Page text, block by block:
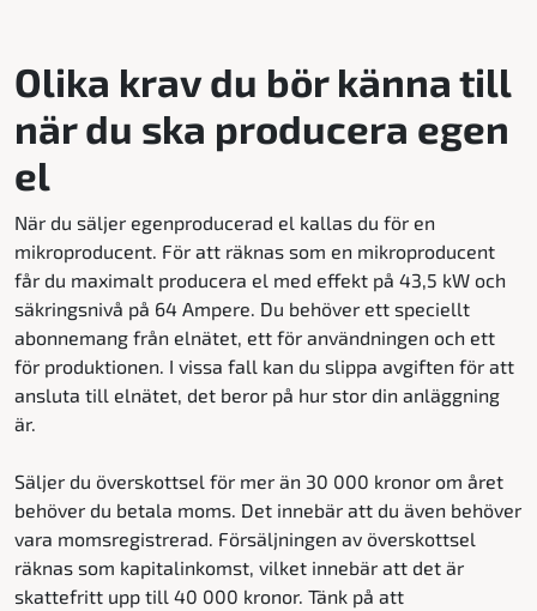
Olika krav du bör känna till
när du ska producera egen
el
När du säljer egenproducerad el kallas du för en
mikroproducent. För att räknas som en mikroproducent
får du maximalt producera el med effekt på 43,5 kW och
säkringsnivå på 64 Ampere. Du behöver ett speciellt
abonnemang från elnätet, ett för användningen och ett
för produktionen. I vissa fall kan du slippa avgiften för att
ansluta till elnätet, det beror på hur stor din anläggning
är.
Säljer du överskottsel för mer än 30 000 kronor om året
behöver du betala moms. Det innebär att du även behöver
vara momsregistrerad. Försäljningen av överskottsel
räknas som kapitalinkomst, vilket innebär att det är
skattefritt upp till 40 000 kronor. Tänk på att